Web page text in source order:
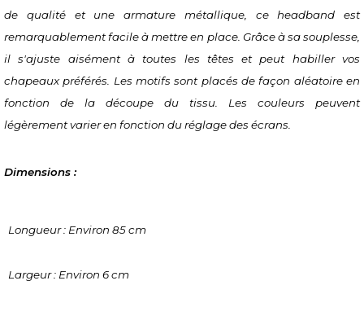
de qualité et une armature métallique, ce headband est
remarquablement facile à mettre en place. Grâce à sa souplesse,
il s'ajuste aisément à toutes les têtes et peut habiller vos
chapeaux préférés. Les motifs sont placés de façon aléatoire en
fonction de la découpe du tissu. Les couleurs peuvent
légèrement varier en fonction du réglage des écrans.
Dimensions :
Longueur : Environ 85 cm
Largeur : Environ 6 cm